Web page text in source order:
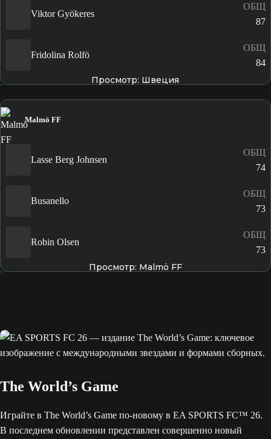
Viktor Gyökeres
ОБЩ
87
Fridolina Rolfö
ОБЩ
84
Просмотр: Швеция
Malmö FF
Lasse Berg Johnsen
ОБЩ
74
Busanello
ОБЩ
73
Robin Olsen
ОБЩ
73
Просмотр: Malmö FF
The World’s Game
Играйте в The World’s Game по-новому в EA SPORTS FC™ 26.
В последнем обновлении представлен совершенно новый